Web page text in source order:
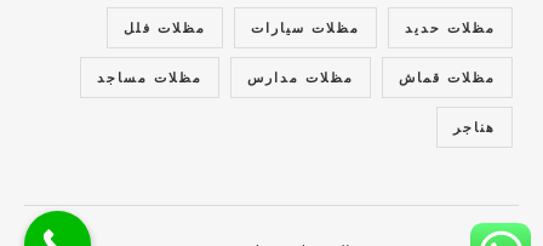
مظلات حديد مظلات سيارات مظلات فلل
مظلات قماش مظلات مدارس مظلات مساجد
هناجر